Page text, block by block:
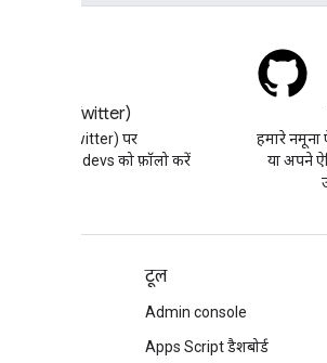
X (Twitter)
X (Twitter) पर
@workspacedevs को फ़ॉलो करें
हमारे
या अपने
टूल
Admin console
Apps Script डैशबोर्ड